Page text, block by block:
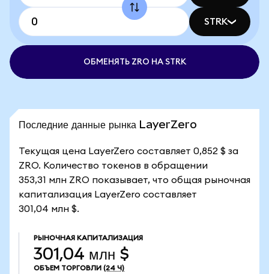
STRK
ОБМЕНЯТЬ ZRO НА STRK
Последние данные рынка LayerZero
Текущая цена LayerZero составляет 0,852 $ за
ZRO. Количество токенов в обращении
353,31 млн ZRO показывает, что общая рыночная
капитализация LayerZero составляет
301,04 млн $.
РЫНОЧНАЯ КАПИТАЛИЗАЦИЯ
301,04 млн $
ОБЪЕМ ТОРГОВЛИ (24 Ч)